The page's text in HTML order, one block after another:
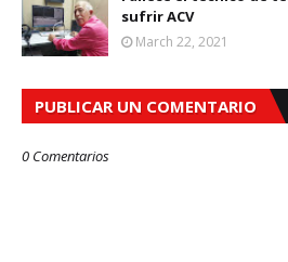
sufrir ACV
March 22, 2021
PUBLICAR UN COMENTARIO
0 Comentarios